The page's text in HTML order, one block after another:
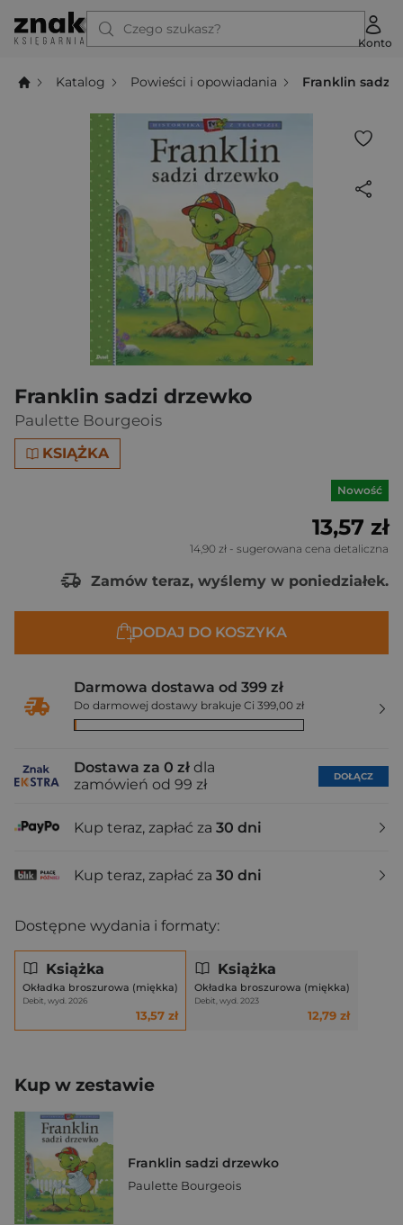
Czego szukasz?
Konto
Katalog Powieści i opowiadania Franklin sadzi
Franklin sadzi drzewko
Paulette Bourgeois
KSIĄŻKA
Nowość
13,57 zł
14,90 zł - sugerowana cena detaliczna
Zamów teraz, wyślemy w poniedziałek.
DODAJ DO KOSZYKA
Darmowa dostawa od 399 zł
Do darmowej dostawy brakuje Ci 399,00 zł
Dostawa za 0 zł dla
zamówień od 99 zł
DOŁĄCZ
Kup teraz, zapłać za 30 dni
Kup teraz, zapłać za 30 dni
Dostępne wydania i formaty:
Książka
Okładka broszurowa (miękka)
Debit, wyd. 2026
13,57 zł
Książka
Okładka broszurowa (miękka)
Debit, wyd. 2023
12,79 zł
Kup w zestawie
Franklin sadzi drzewko
Paulette Bourgeois